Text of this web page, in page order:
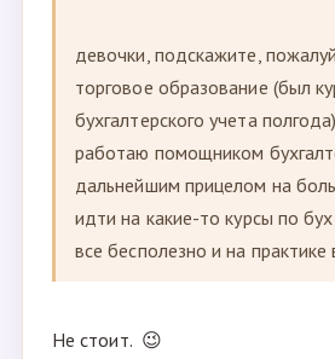
девочки, подскажите,
торговое образование (был
бухгалтерского учета
работаю помощником
дальнейшим прицелом на
идти на какие-то курсы по
все бесполезно и на практике
Не стоит. 😉